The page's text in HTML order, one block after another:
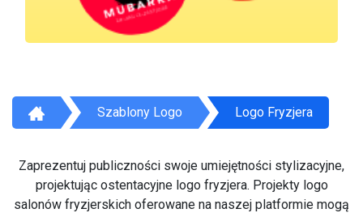
Szablony Logo Logo Fryzjera
Zaprezentuj publiczności swoje umiejętności stylizacyjne,
projektując ostentacyjne logo fryzjera. Projekty logo
salonów fryzjerskich oferowane na naszej platformie mogą